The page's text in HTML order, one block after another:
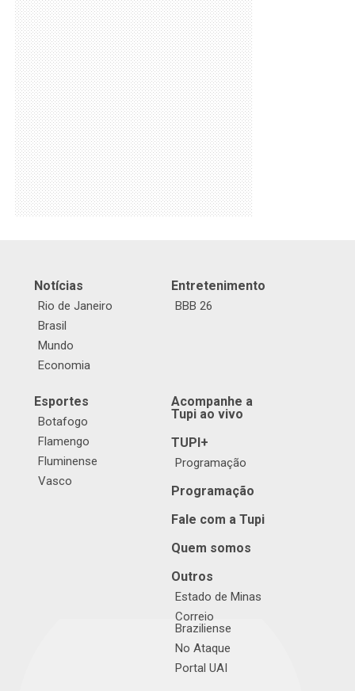
Notícias
Rio de Janeiro
Brasil
Mundo
Economia
Entretenimento
BBB 26
Esportes
Botafogo
Flamengo
Fluminense
Vasco
Acompanhe a
Tupi ao vivo
TUPI+
Programação
Programação
Fale com a Tupi
Quem somos
Outros
Estado de Minas
Correio
Braziliense
No Ataque
Portal UAI